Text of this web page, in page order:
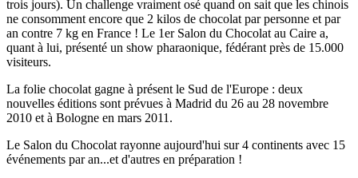
trois jours). Un challenge vraiment osé quand on sait que les chinois
ne consomment encore que 2 kilos de chocolat par personne et par
an contre 7 kg en France ! Le 1er Salon du Chocolat au Caire a,
quant à lui, présenté un show pharaonique, fédérant près de 15.000
visiteurs.
La folie chocolat gagne à présent le Sud de l'Europe : deux
nouvelles éditions sont prévues à Madrid du 26 au 28 novembre
2010 et à Bologne en mars 2011.
Le Salon du Chocolat rayonne aujourd'hui sur 4 continents avec 15
événements par an...et d'autres en préparation !